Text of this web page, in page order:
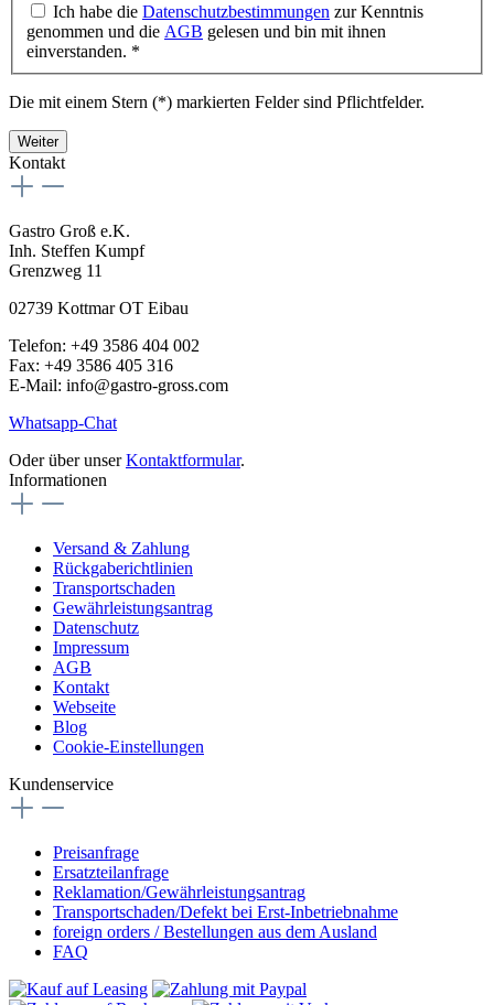
Ich habe die Datenschutzbestimmungen zur Kenntnis
genommen und die AGB gelesen und bin mit ihnen
einverstanden. *
Die mit einem Stern (*) markierten Felder sind Pflichtfelder.
Weiter
Kontakt
Gastro Groß e.K.
Inh. Steffen Kumpf
Grenzweg 11
02739 Kottmar OT Eibau
Telefon: +49 3586 404 002
Fax: +49 3586 405 316
E-Mail: info@gastro-gross.com
Whatsapp-Chat
Oder über unserKontaktformular.
Informationen
Versand & Zahlung
Rückgaberichtlinien
Transportschaden
Gewährleistungsantrag
Datenschutz
Impressum
AGB
Kontakt
Webseite
Blog
Cookie-Einstellungen
Kundenservice
Preisanfrage
Ersatzteilanfrage
Reklamation/Gewährleistungsantrag
Transportschaden/Defekt bei Erst-Inbetriebnahme
foreign orders / Bestellungen aus dem Ausland
FAQ